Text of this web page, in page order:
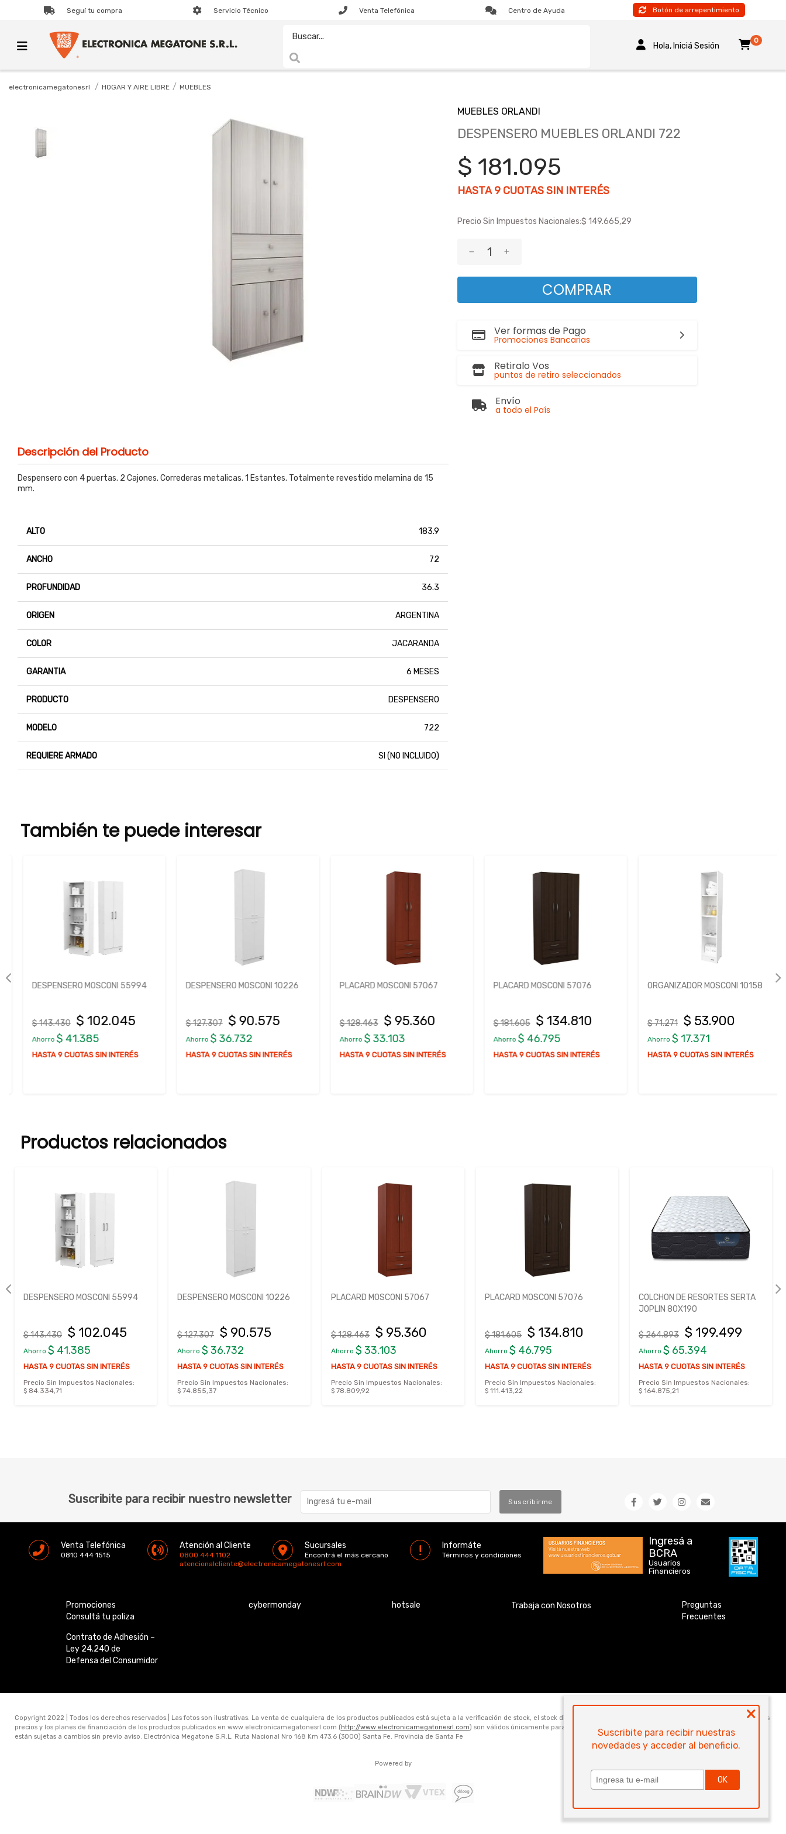
Seguí tu compra Servicio Técnico Venta Telefónica Centro de Ayuda Botón de arrepentimiento
Hola, Iniciá Sesión
0
electronicamegatonesrl HOGAR Y AIRE LIBRE MUEBLES
MUEBLES ORLANDI
DESPENSERO MUEBLES ORLANDI 722
$ 181.095
HASTA9CUOTAS SIN INTERÉS
Precio Sin Impuestos Nacionales:$ 149.665,29
COMPRAR
Ver formas de Pago
Promociones Bancarias
Retiralo Vos
puntos de retiro seleccionados
Envío
a todo el País
Descripción del Producto
Despensero con 4 puertas. 2 Cajones. Correderas metalicas. 1 Estantes. Totalmente revestido melamina de 15
mm.
ALTO 183.9
ANCHO 72
PROFUNDIDAD 36.3
ORIGEN ARGENTINA
COLOR JACARANDA
GARANTIA 6 MESES
PRODUCTO DESPENSERO
MODELO 722
REQUIERE ARMADO SI (NO INCLUIDO)
También te puede interesar
DESPENSERO MOSCONI 55994
$ 143.430 $ 102.045
Ahorro$ 41.385
HASTA 9 CUOTAS SIN INTERÉS
DESPENSERO MOSCONI 10226
$ 127.307 $ 90.575
Ahorro$ 36.732
HASTA 9 CUOTAS SIN INTERÉS
PLACARD MOSCONI 57067
$ 128.463 $ 95.360
Ahorro$ 33.103
HASTA 9 CUOTAS SIN INTERÉS
PLACARD MOSCONI 57076
$ 181.605 $ 134.810
Ahorro$ 46.795
HASTA 9 CUOTAS SIN INTERÉS
ORGANIZADOR MOSCONI 10158
$ 71.271 $ 53.900
Ahorro$ 17.371
HASTA 9 CUOTAS SIN INTERÉS
Productos relacionados
DESPENSERO MOSCONI 55994
$ 143.430 $ 102.045
Ahorro $ 41.385
HASTA 9 CUOTAS SIN INTERÉS
Precio Sin Impuestos Nacionales:
$ 84.334,71
DESPENSERO MOSCONI 10226
$ 127.307 $ 90.575
Ahorro $ 36.732
HASTA 9 CUOTAS SIN INTERÉS
Precio Sin Impuestos Nacionales:
$ 74.855,37
PLACARD MOSCONI 57067
$ 128.463 $ 95.360
Ahorro $ 33.103
HASTA 9 CUOTAS SIN INTERÉS
Precio Sin Impuestos Nacionales:
$ 78.809,92
PLACARD MOSCONI 57076
$ 181.605 $ 134.810
Ahorro $ 46.795
HASTA 9 CUOTAS SIN INTERÉS
Precio Sin Impuestos Nacionales:
$ 111.413,22
COLCHON DE RESORTES SERTA
JOPLIN 80X190
$ 264.893 $ 199.499
Ahorro $ 65.394
HASTA 9 CUOTAS SIN INTERÉS
Precio Sin Impuestos Nacionales:
$ 164.875,21
Suscribite para recibir nuestro newsletter Suscribirme
Venta Telefónica
0810 444 1515
Atención al Cliente
0800 444 1102
atencionalcliente@electronicamegatonesrl.com
Sucursales
Encontrá el más cercano
Informáte
Términos y condiciones
Ingresá a
BCRA
Usuarios
Financieros
Promociones
Consultá tu poliza
Contrato de Adhesión –
Ley 24.240 de
Defensa del Consumidor
cybermonday hotsale Trabaja con Nosotros
Preguntas
Frecuentes
×
Suscribite para recibir nuestras
novedades y acceder al beneficio.
OK
Copyright 2022 | Todos los derechos reservados.| Las fotos son ilustrativas. La venta de cualquiera de los productos publicados está sujeta a la verificación de stock, el stock disponible para la venta web de cada código es de 5 unidades. Los
precios y los planes de financiación de los productos publicados en www.electronicamegatonesrl.com (http://www.electronicamegatonesrl.com) son válidos únicamente para la compra online. Las especificaciones técnicas y descripciones
están sujetas a cambios sin previo aviso. Electrónica Megatone S.R.L. Ruta Nacional Nro 168 Km 473.6 (3000) Santa Fe. Provincia de Santa Fe
Powered by